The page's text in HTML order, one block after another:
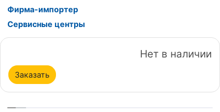
Фирма-импортер
Сервисные центры
Нет в наличии
Заказать